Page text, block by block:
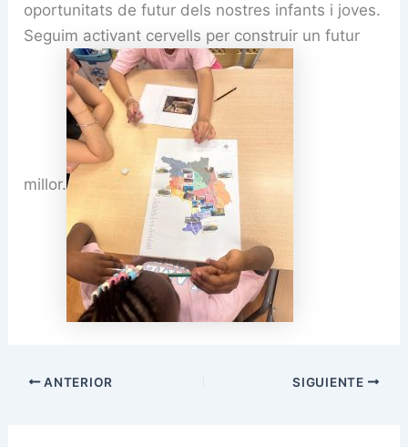
oportunitats de futur dels nostres infants i joves.
Seguim activant cervells per construir un futur
millor.
ANTERIOR SIGUIENTE